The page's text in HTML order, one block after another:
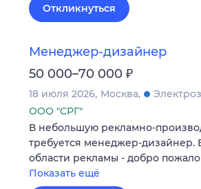
Откликнуться
Менеджер-дизайнер
50 000–70 000 ₽
18 июля 2026 Москва
ООО "СРГ"
В небольшую рекламно-
требуется менеджер-дизайнер.
области рекламы - добро
Показать ещё